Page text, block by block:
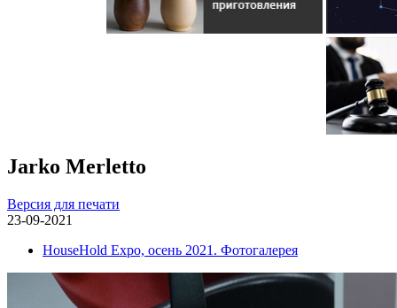
Jarko Merletto
Версия для печати
23-09-2021
HouseHold Expo, осень 2021. Фотогалерея